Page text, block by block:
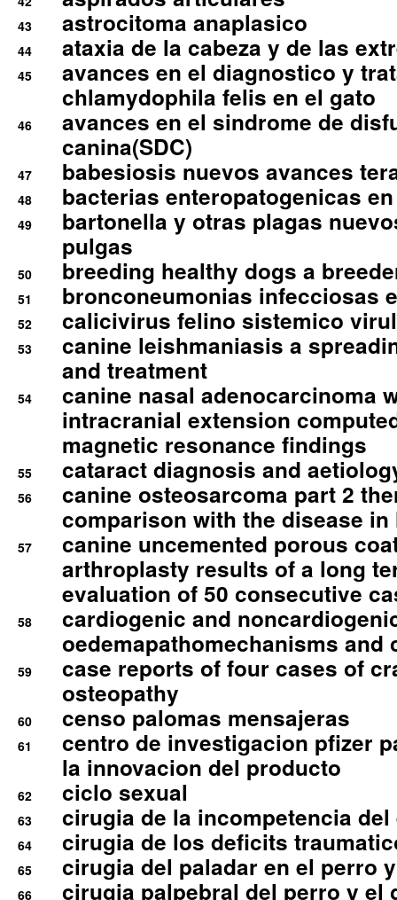
43 astrocitoma anaplasico
44 ataxia de la cabeza y de las
45
avances en el diagnostico y
chlamydophila felis en el gato
46
avances en el sindrome de
canina(SDC)
47 babesiosis nuevos avances
48 bacterias enteropatogenicas
49
bartonella y otras plagas
pulgas
50 breeding healthy dogs a
51 bronconeumonias infecciosas
52 calicivirus felino sistemico
53
canine leishmaniasis a
and treatment
54
canine nasal adenocarcinoma
intracranial extension
magnetic resonance findings
55 cataract diagnosis and
56
canine osteosarcoma part 2
comparison with the disease in
57
canine uncemented porous
arthroplasty results of a long
evaluation of 50 consecutive
58
cardiogenic and
oedemapathomechanisms and
59
case reports of four cases of
osteopathy
60 censo palomas mensajeras
61
centro de investigacion pfizer
la innovacion del producto
62 ciclo sexual
63 cirugia de la incompetencia
64 cirugia de los deficits
65 cirugia del paladar en el perro
66 cirugia palpebral del perro y el